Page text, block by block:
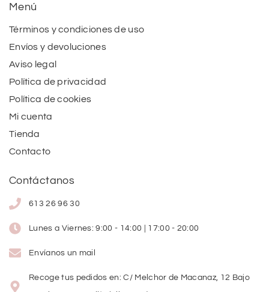
Menú
Términos y condiciones de uso
Envíos y devoluciones
Aviso legal
Política de privacidad
Política de cookies
Mi cuenta
Tienda
Contacto
Contáctanos
613 26 96 30
Lunes a Viernes: 9:00 - 14:00 | 17:00 - 20:00
Envíanos un mail
Recoge tus pedidos en: C/ Melchor de Macanaz, 12 Bajo